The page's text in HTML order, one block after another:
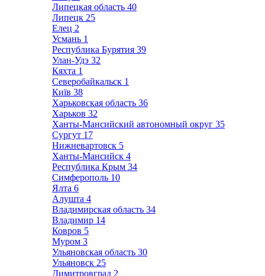
Липецкая область 40
Липецк 25
Елец 2
Усмань 1
Республика Бурятия 39
Улан-Удэ 32
Кяхта 1
Северобайкальск 1
Київ 38
Харьковская область 36
Харьков 32
Ханты-Мансийский автономный округ 35
Сургут 17
Нижневартовск 5
Ханты-Мансийск 4
Республика Крым 34
Симферополь 10
Ялта 6
Алушта 4
Владимирская область 34
Владимир 14
Ковров 5
Муром 3
Ульяновская область 30
Ульяновск 25
Димитровград 2